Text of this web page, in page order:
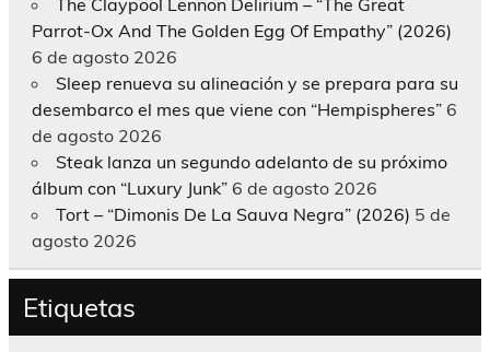
The Claypool Lennon Delirium – “The Great
Parrot-Ox And The Golden Egg Of Empathy” (2026)
6 de agosto 2026
Sleep renueva su alineación y se prepara para su
desembarco el mes que viene con “Hempispheres” 6
de agosto 2026
Steak lanza un segundo adelanto de su próximo
álbum con “Luxury Junk” 6 de agosto 2026
Tort – “Dimonis De La Sauva Negra” (2026) 5 de
agosto 2026
Etiquetas